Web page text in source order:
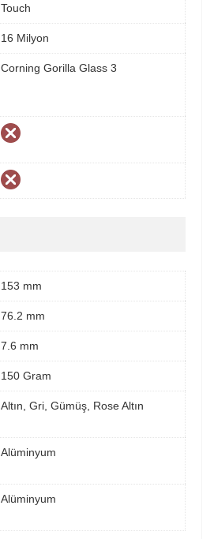
Touch
16 Milyon
Corning Gorilla Glass 3
153 mm
76.2 mm
7.6 mm
150 Gram
Altın, Gri, Gümüş, Rose Altın
Alüminyum
Alüminyum